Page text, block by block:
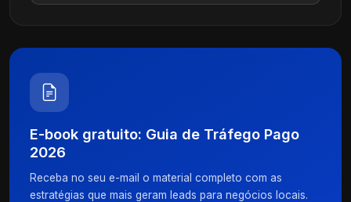
E-book gratuito: Guia de Tráfego Pago
2026
Receba no seu e-mail o material completo com as
estratégias que mais geram leads para negócios locais.